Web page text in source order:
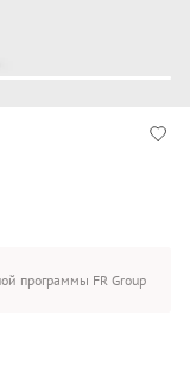
программы FR Group